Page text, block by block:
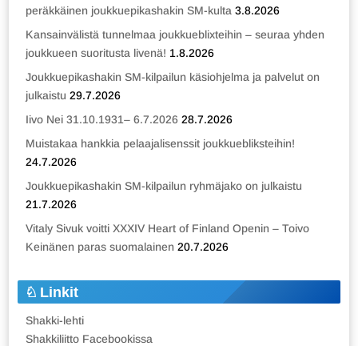
peräkkäinen joukkuepikashakin SM-kulta 3.8.2026
Kansainvälistä tunnelmaa joukkueblixteihin – seuraa yhden
joukkueen suoritusta livenä! 1.8.2026
Joukkuepikashakin SM-kilpailun käsiohjelma ja palvelut on
julkaistu 29.7.2026
Iivo Nei 31.10.1931– 6.7.2026 28.7.2026
Muistakaa hankkia pelaajalisenssit joukkuebliksteihin!
24.7.2026
Joukkuepikashakin SM-kilpailun ryhmäjako on julkaistu
21.7.2026
Vitaly Sivuk voitti XXXIV Heart of Finland Openin – Toivo
Keinänen paras suomalainen 20.7.2026
Linkit
Shakki-lehti
Shakkiliitto Facebookissa